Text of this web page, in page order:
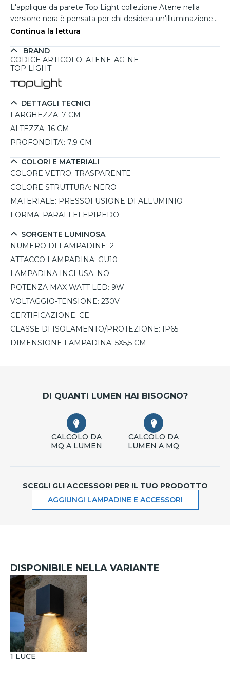
L'applique da parete Top Light collezione Atene nella
versione nera è pensata per chi desidera un'illuminazione
esterna moderna ed elegante, capace di valorizzare
compatta a parallelepipedo e la finitura opaca donano
carattere contemporaneo a balconi, terrazzi, ingressi e ville
un'elevata resistenza agli agenti atmosferici e una lunga
durata nel tempo. L'emissione luminosa biemissione crea
un raffinato fascio di luce verso l'alto e verso il basso,
perfetto per effetti scenografici sulle pareti. Compatibile
con 2 lampadine GU10 da massimo 9W intercambiabili,
permette di personalizzare facilmente tonalità e intensità
protezione contro polvere, pioggia e umidità, rendendola
ideale anche per ambienti esterni particolarmente esposti.
Continua la lettura
BRAND
CODICE ARTICOLO: ATENE-AG-NE
TOP LIGHT
DETTAGLI TECNICI
LARGHEZZA: 7 CM
ALTEZZA: 16 CM
PROFONDITA': 7,9 CM
COLORI E MATERIALI
COLORE VETRO: TRASPARENTE
COLORE STRUTTURA: NERO
MATERIALE: PRESSOFUSIONE DI ALLUMINIO
FORMA: PARALLELEPIPEDO
SORGENTE LUMINOSA
NUMERO DI LAMPADINE: 2
ATTACCO LAMPADINA: GU10
LAMPADINA INCLUSA: NO
POTENZA MAX WATT LED: 9W
VOLTAGGIO-TENSIONE: 230V
CERTIFICAZIONE: CE
CLASSE DI ISOLAMENTO/PROTEZIONE:
IP65
DIMENSIONE LAMPADINA: 5X5,5 CM
DI QUANTI LUMEN HAI BISOGNO?
CALCOLO DA
MQ A LUMEN
CALCOLO DA
LUMEN A MQ
SCEGLI GLI ACCESSORI PER IL TUO PRODOTTO
AGGIUNGI LAMPADINE E ACCESSORI
DISPONIBILE NELLA VARIANTE
1 LUCE